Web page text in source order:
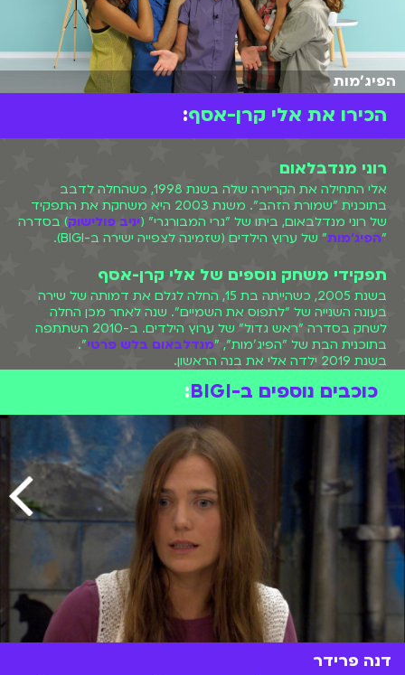
הפיג'מות
הכירו את אלי קרן-אסף:
רוני מנדבלאום
אלי התחילה את הקריירה שלה בשנת 1998, כשהחלה לדבב
בתוכנית "שמורת הזהב". משנת 2003 היא משחקת את התפקיד
של רוני מנדלבאום, ביתו של "גרי המבורגרי" (יניב פולישוק) בסדרה
"הפיג'מות" של ערוץ הילדים (שזמינה לצפייה ישירה ב-BIGI).
תפקידי משחק נוספים של אלי קרן-אסף
בשנת 2005, כשהייתה בת 15, החלה לגלם את דמותה של שירה
בעונה השנייה של "לתפוס את השמיים". שנה לאחר מכן החלה
לשחק בסדרה "ראש גדול" של ערוץ הילדים. ב-2010 השתתפה
בתוכנית הבת של "הפיג'מות", "מנדלבאום בלש פרטי".
בשנת 2019 ילדה אלי את בנה הראשון.
כוכבים נוספים ב-BIGI :
דנה פרידר